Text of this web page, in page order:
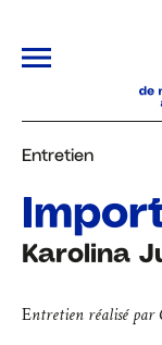
Entretien
Karolina
Entretien réalisé par